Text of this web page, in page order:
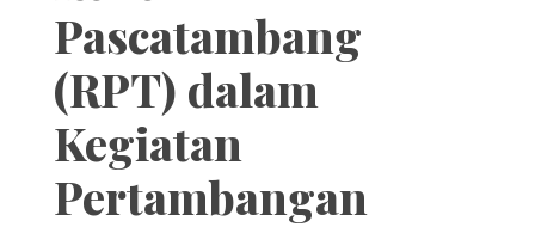
Pascatambang
(RPT) dalam
Kegiatan
Pertambangan